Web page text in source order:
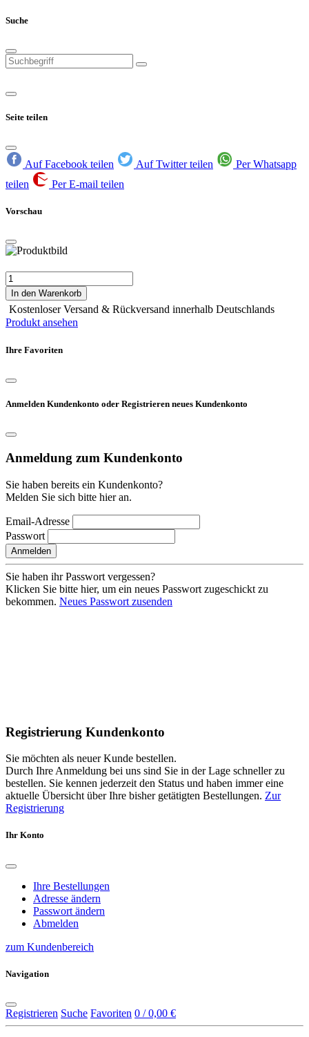
Suche
Seite teilen
Auf Facebook teilen Auf Twitter teilen
Per Whatsapp
teilen
Per E-mail teilen
Vorschau
In den Warenkorb
Kostenloser Versand & Rückversand innerhalb Deutschlands
Produkt ansehen
Ihre Favoriten
Anmelden Kundenkonto oder Registrieren neues Kundenkonto
Anmeldung zum Kundenkonto
Sie haben bereits ein Kundenkonto?
Melden Sie sich bitte hier an.
Email-Adresse
Passwort
Anmelden
Sie haben ihr Passwort vergessen?
Klicken Sie bitte hier, um ein neues Passwort zugeschickt zu
bekommen. Neues Passwort zusenden
Registrierung Kundenkonto
Sie möchten als neuer Kunde bestellen.
Durch Ihre Anmeldung bei uns sind Sie in der Lage schneller zu
bestellen. Sie kennen jederzeit den Status und haben immer eine
aktuelle Übersicht über Ihre bisher getätigten Bestellungen. Zur
Registrierung
Ihr Konto
Ihre Bestellungen
Adresse ändern
Passwort ändern
Abmelden
zum Kundenbereich
Navigation
Registrieren Suche Favoriten 0 / 0,00 €